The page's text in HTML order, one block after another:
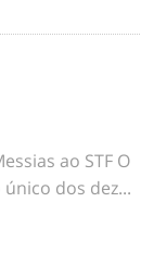
ao STF O
dos dez...